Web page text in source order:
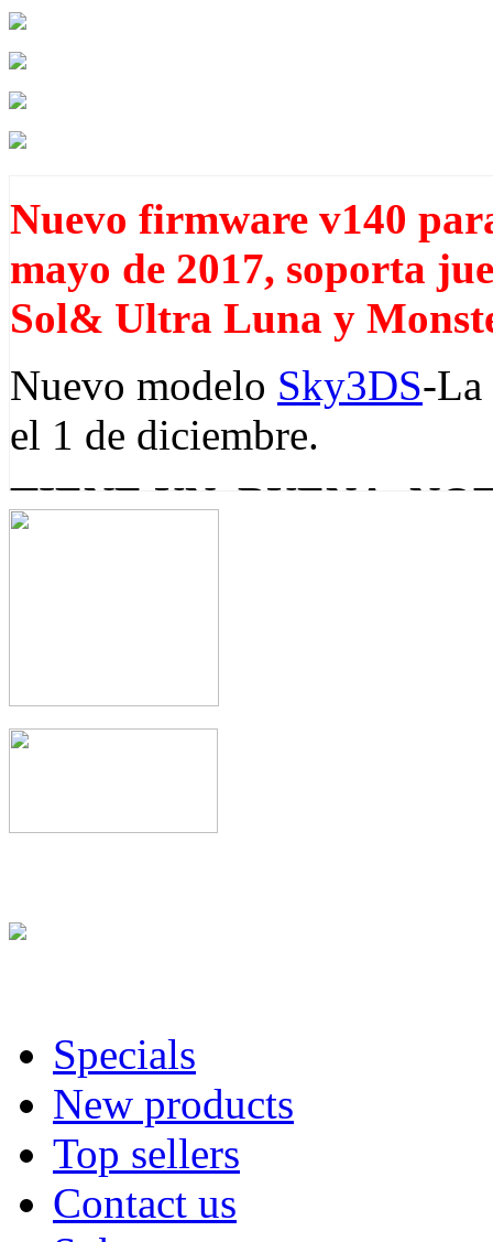
Nuevo firmware v140
mayo de 2017, soporta
Sol& Ultra Luna y
Nuevo modelo Sky3DS-La
el 1 de diciembre.
TIENE UN BUENA
multiromperfectamente
GW 3.7 “Ultra” Public
distribuidor oficial de
Somos distribuidor oficial
pcs de muestras, ¿si lo
Recién llegadas:las
Specials
New products
Top sellers
Contact us